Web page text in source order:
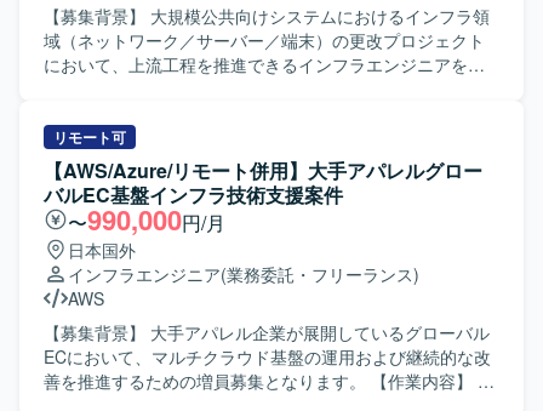
発環境】 ・クラウド環境上でのSaaS型プロダクト運用およ
びSRE関連ツール群を用いた開発環境となっております。
ら課題を抽出し、改善提案や技術的な検討を主体的に進め
ていただける方にマッチする環境です。 【ポジションの魅
力】 金融系システムにおける基盤更改プロジェクトに参画
わることで、長期的なライフサイクルを見据えた設計スキ
ルの向上も期待できます。 【開発環境】 Linuxサーバを中
心とした環境で、JP1によるジョブ管理やパッケージソフト
ウェアを組み合わせたシステム基盤構成となっておりま
す。
【募集背景】 大規模公共向けシステムにおけるインフラ領
域（ネットワーク／サーバー／端末）の更改プロジェクト
において、上流工程を推進できるインフラエンジニアを求
ンド側のSEと協働しながら上流で推進していただきます。
・ネットワーク／サーバー／端末を中心とした更改提案の
上流対応（入札／公開提案を含みます） ・設計ドキュメン
トのレビューと、それに基づく次アクションの主体的な検
討・推進を行っていただきます。 ・エンドSEと連携した中
長期ロードマップの策定を実施していただきます。 ・複数
ベンダーの調整、仕様整理、進行管理などのベンダーコン
トロールを担っていただきます。 体制としては約10名規模
で、提案から設計・構築までの一連の上流工程を担当いた
します。 【求める人物像】 インフラ全般（ネットワーク／
サーバー／端末）に対する理解を持ち、設計ドキュメント
リモート可
【AWS/Azure/リモート併用】大手アパレルグロー
バルEC基盤インフラ技術支援案件
〜990,000円/月
日本国外
インフラエンジニア(業務委託・フリーランス)
AWS
【募集背景】 大手アパレル企業が展開しているグローバル
ECにおいて、マルチクラウド基盤の運用および継続的な改
善を推進するための増員募集となります。 【作業内容】 マ